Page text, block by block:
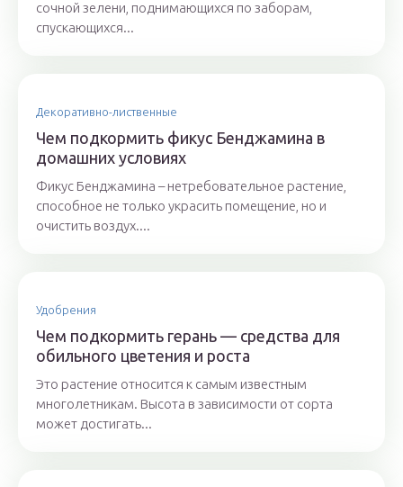
сочной зелени, поднимающихся по заборам,
спускающихся...
Декоративно-лиственные
Чем подкормить фикус Бенджамина в
домашних условиях
Фикус Бенджамина – нетребовательное растение,
способное не только украсить помещение, но и
очистить воздух....
Удобрения
Чем подкормить герань — средства для
обильного цветения и роста
Это растение относится к самым известным
многолетникам. Высота в зависимости от сорта
может достигать...